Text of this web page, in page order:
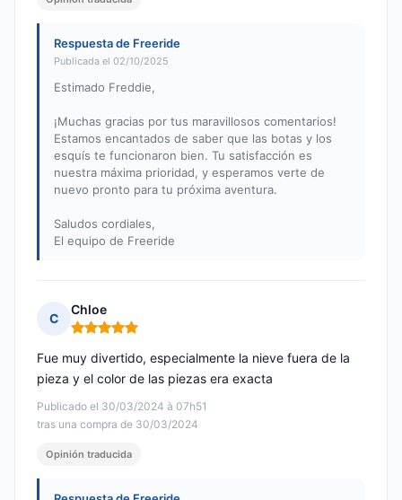
Respuesta de Freeride
Publicada el 02/10/2025
Estimado Freddie,
¡Muchas gracias por tus maravillosos comentarios!
Estamos encantados de saber que las botas y los
esquís te funcionaron bien. Tu satisfacción es
nuestra máxima prioridad, y esperamos verte de
nuevo pronto para tu próxima aventura.
Saludos cordiales,
El equipo de Freeride
C
Chloe
Nota: 5 de 5
Publicado el 30/03/2024 à 07h51
tras una compra de 30/03/2024
Fue muy divertido, especialmente la nieve fuera de la
pieza y el color de las piezas era exacta
Opinión traducida